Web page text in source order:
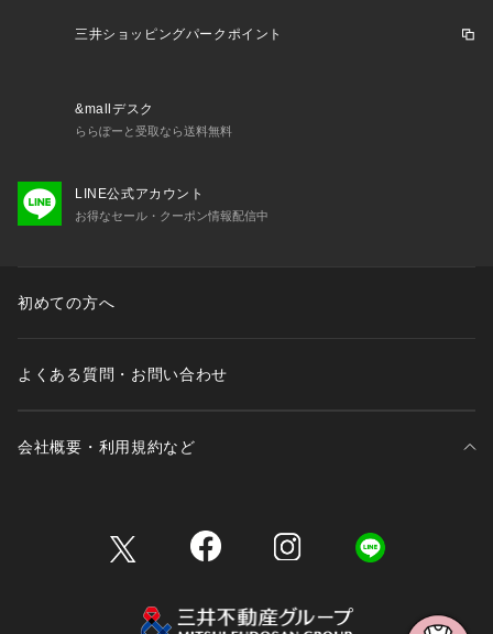
三井ショッピングパークポイント
&mallデスク
ららぽーと受取なら送料無料
LINE公式アカウント
お得なセール・クーポン情報配信中
初めての方へ
よくある質問・お問い合わせ
会社概要・利用規約など